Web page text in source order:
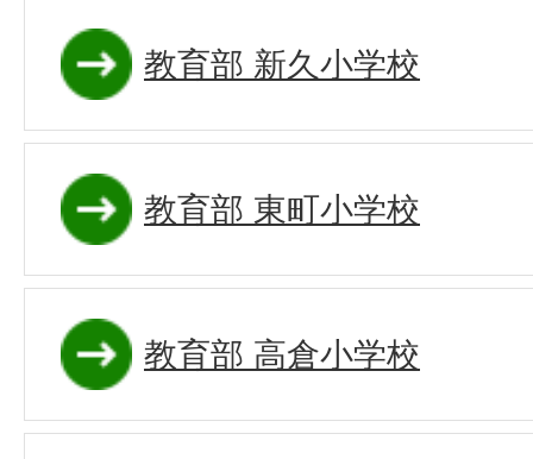
教育部 新久小学校
教育部 東町小学校
教育部 高倉小学校